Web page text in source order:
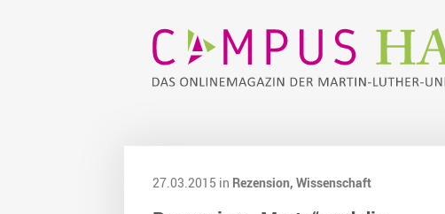
27.03.2015 in Rezension, Wissenschaft